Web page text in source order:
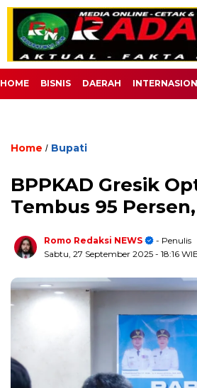
HOME BISNIS DAERAH
Home / Bupati
BPPKAD Gresik
Tembus 95
Romo Redaksi NEWS
- Penulis
Sabtu, 27 September 2025 - 18:16